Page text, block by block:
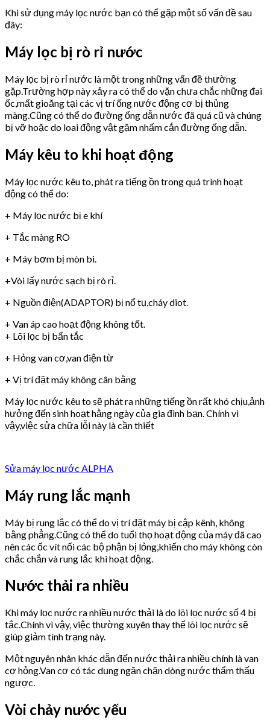
Khi sử dụng máy lọc nước bạn có thể gặp một số vấn đề sau
đây:
Máy lọc bị rò rỉ nước
Máy lọc bị rò rỉ nước là một trong những vấn đề thường
gặp.Trường hợp này xảy ra có thể do vặn chưa chắc những đai
ốc,mất gioăng tại các vị trí ống nước động cơ bị thủng
màng.Cũng có thể do đường ống dẫn nước đã quá cũ và chúng
bị vỡ hoặc do loai động vật gặm nhấm cắn đường ống dẫn.
Máy kêu to khi hoạt động
Máy lọc nước kêu to, phát ra tiếng ồn trong quá trình hoạt
động có thể do:
+ Máy lọc nước bị e khí
+ Tắc màng RO
+ Máy bơm bị mòn bi.
+Vòi lấy nước sạch bị rò rỉ.
+ Nguồn điện(ADAPTOR) bị nổ tụ,cháy diot.
+ Van áp cao hoạt động không tốt.
+ Lõi lọc bị bẩn tắc
+ Hỏng van cơ,van điện từ
+ Vị trí đặt máy không cân bằng
Máy lọc nước kêu to sẽ phát ra những tiếng ồn rất khó chịu,ảnh
hưởng đến sinh hoạt hằng ngày của gia đình bạn. Chính vì
vậy,việc sửa chữa lỗi này là cần thiết
Sửa máy lọc nước ALPHA
Máy rung lắc mạnh
Máy bị rung lắc có thể do vị trí đặt máy bị cập kênh, không
bằng phẳng.Cũng có thể do tuổi thọ hoạt động của máy đã cao
nên các ốc vít nối các bộ phận bị lỏng,khiến cho máy không còn
chắc chắn và rung lắc khi hoạt động.
Nước thải ra nhiều
Khi máy lọc nước ra nhiều nước thải là do lõi lọc nước số 4 bị
tắc.Chính vì vậy, việc thường xuyên thay thế lõi lọc nước sẽ
giúp giảm tình trạng này.
Một nguyên nhân khác dẫn đến nước thải ra nhiều chính là van
cơ hỏng.Van cơ có tác dụng ngăn chặn dòng nước thẩm thấu
ngược.
Vòi chảy nước yếu